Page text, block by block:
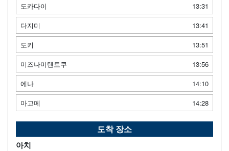
도카다이
13:31
다지미
13:41
도키
13:51
미즈나미텐토쿠
13:56
에나
14:10
마고메
14:28
도착 장소
아치